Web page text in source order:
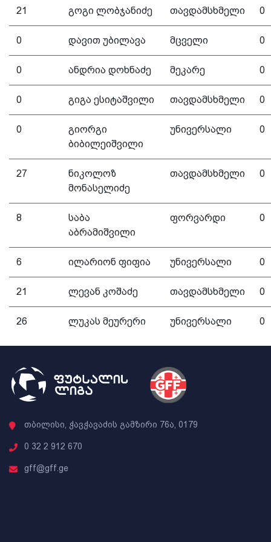
21 გოგი ლობჯანიძე თავდამსხმელი 0
0 დავით უბილავა მცველი 0
0 ანდრია დოხნაძე მეკარე 0
0 გიგა ესიტაშვილი თავდამსხმელი 0
0
გიორგი
ბიბილეიშვილი
უნივერსალი 0
27
ნიკოლოზ
მონასელიძე
თავდამსხმელი 0
8
საბა
აბრამიშვილი
ფორვარდი 0
6 ილარიონ ფიფია უნივერსალი 0
21 ლევან კოშაძე თავდამსხმელი 0
26 ლუკას მეურერი უნივერსალი 0
თბილისი, ჭავჭავაძის გამზირი 76ა, 0179
0 32 2 912 670
gff@gff.ge